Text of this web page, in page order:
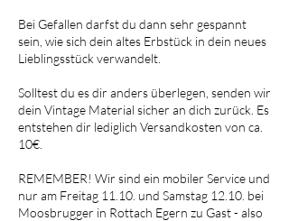
Bei Gefallen darfst du dann sehr gespannt
sein, wie sich dein altes Erbstück in dein neues
Lieblingsstück verwandelt.
Solltest du es dir anders überlegen, senden wir
dein Vintage Material sicher an dich zurück. Es
entstehen dir lediglich Versandkosten von ca.
10€.
REMEMBER! Wir sind ein mobiler Service und
nur am Freitag 11.10. und Samstag 12.10. bei
Moosbrugger in Rottach Egern zu Gast - also